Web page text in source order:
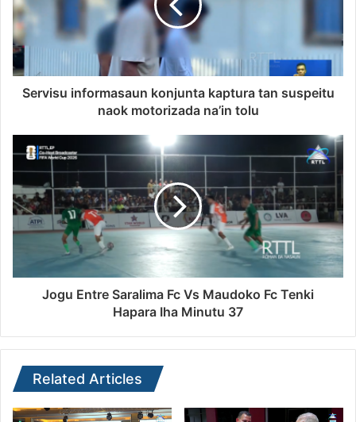
Servisu informasaun konjunta kaptura tan suspeitu
naok motorizada na’in tolu
Jogu Entre Saralima Fc Vs Maudoko Fc Tenki
Hapara Iha Minutu 37
Related Articles